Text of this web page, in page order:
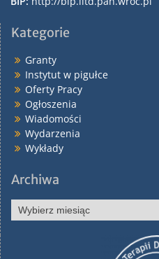
Kategorie
Granty
Instytut w pigułce
Oferty Pracy
Ogłoszenia
Wiadomości
Wydarzenia
Wykłady
Archiwa
Archiwa